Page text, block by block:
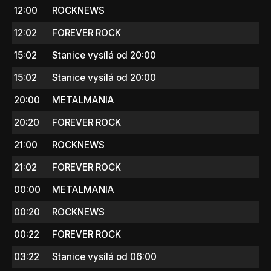
12:00
ROCKNEWS
12:02
FOREVER ROCK
15:02
Stanice vysílá od 20:00
15:02
Stanice vysílá od 20:00
20:00
METALMANIA
20:20
FOREVER ROCK
21:00
ROCKNEWS
21:02
FOREVER ROCK
00:00
METALMANIA
00:20
ROCKNEWS
00:22
FOREVER ROCK
03:22
Stanice vysílá od 06:00